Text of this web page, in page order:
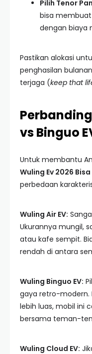
Pilih Tenor
bisa
dengan biaya
Pastikan alokasi
penghasilan
terjaga (keep that
vs Binguo
Untuk membantu
Wuling Ev 2026
perbedaan
Wuling Air EV:
Ukurannya mungil,
atau kafe sempit.
rendah di antara
Wuling Binguo EV:
gaya retro-modern.
lebih luas, mobil ini
bersama teman-
Wuling Cloud EV: